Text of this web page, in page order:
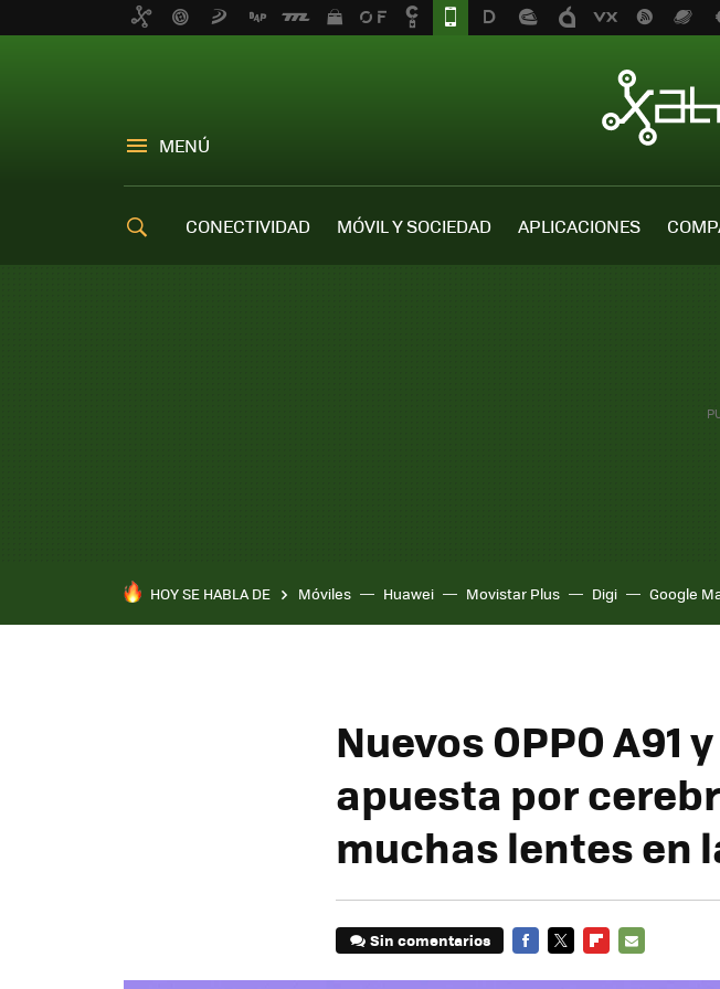
MENÚ
CONECTIVIDAD MÓVIL Y SOCIEDAD APLICACIONES
HOY SE HABLA DE Móviles Huawei Movistar Plus Digi Google
Nuevos OPPO A91
apuesta por
muchas lentes en
Sin comentarios